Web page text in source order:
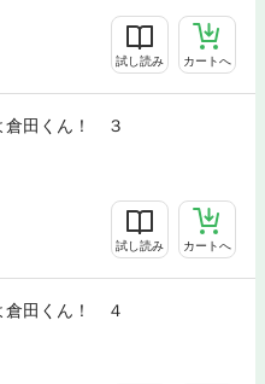
試し読み カートへ
倉田くん！ ３
試し読み カートへ
倉田くん！ ４